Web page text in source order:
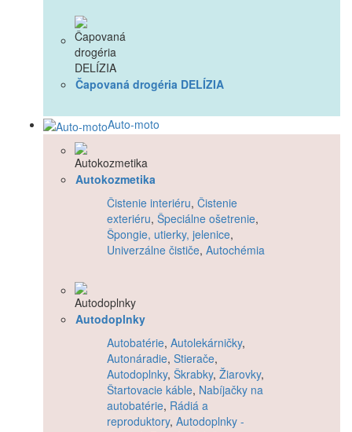
Čapovaná drogéria DELÍZIA
Auto-moto
Autokozmetika
Čistenie interiéru, Čistenie
exteriéru, Špeciálne ošetrenie,
Špongie, utierky, jelenice,
Univerzálne čističe, Autochémia
Autodoplnky
Autobatérie, Autolekárničky,
Autonáradie, Stierače,
Autodoplnky, Škrabky, Žiarovky,
Štartovacie káble, Nabíjačky na
autobatérie, Rádiá a
reproduktory, Autodoplnky -